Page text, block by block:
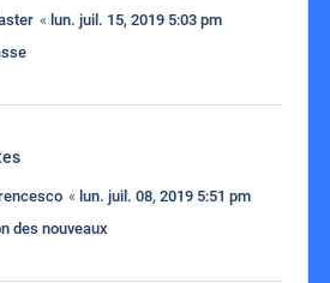
« lun. juil. 15, 2019 5:03 pm
« lun. juil. 08, 2019 5:51 pm
des nouveaux